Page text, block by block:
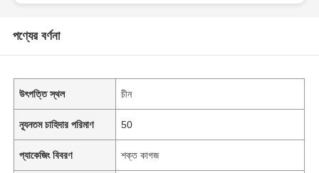
পণ্যের বর্ণনা
উৎপত্তি স্থল চীন
ন্যূনতম চাহিদার পরিমাণ 50
প্যাকেজিং বিবরণ শক্ত কাগজ